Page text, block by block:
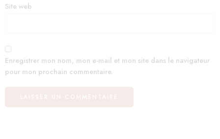
Site web
Enregistrer mon nom, mon e-mail et mon site dans le navigateur
pour mon prochain commentaire.